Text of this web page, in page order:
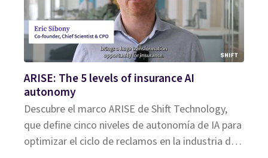
ARISE: The 5 levels of insurance AI
autonomy
Descubre el marco ARISE de Shift Technology,
que define cinco niveles de autonomía de IA para
optimizar el ciclo de reclamos en la industria de